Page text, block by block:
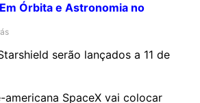
Órbita e Astronomia no
serão lançados a 11 de
SpaceX vai colocar